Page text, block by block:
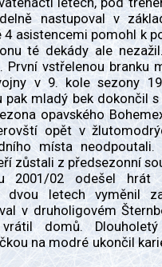
nastupoval v
4 asistencemi pomohl k
té dekády ale
První vstřelenou branku
v 9. kole sezony
pak mladý bek dokončil
opavského
opět v
místa neodpoutali.
zůstali z předsezonní
2001/02 odešel
dvou letech vyměnil
v druholigovém
domů.
na modré ukončil